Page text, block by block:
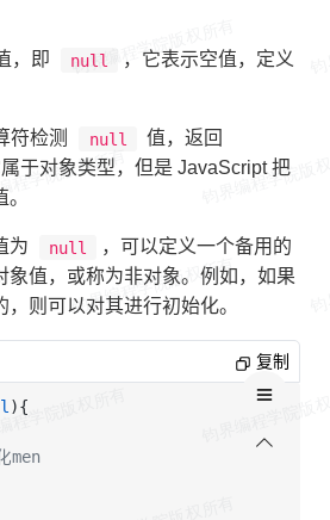
，即 null
，它表示空值，定义
符检测 null 值，返回
于对象类型，但是 JavaScript 把
为 null
，可以定义一个备用的
象值，或称为非对象。例如，如果
则可以对其进行初始化。
复制
){
men